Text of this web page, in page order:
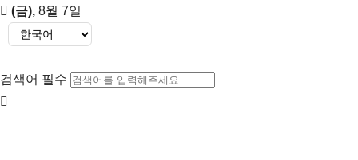
(금), 8월 7일
검색어 필수